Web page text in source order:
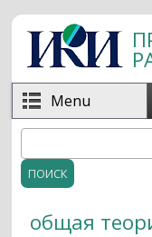
Перейти к
Menu
Форма поиска
общая